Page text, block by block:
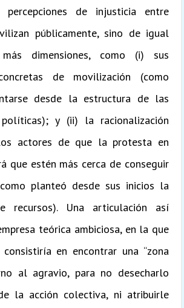
de injusticia entre
públicamente, sino de igual
dimensiones, como (i) sus
de movilización (como
desde la estructura de las
políticas); y (ii) la racionalización
actores de que la protesta en
que estén más cerca de conseguir
planteó desde sus inicios la
recursos). Una articulación así
teórica ambiciosa, en la que
en encontrar una “zona
al agravio, para no desecharlo
la acción colectiva, ni atribuirle